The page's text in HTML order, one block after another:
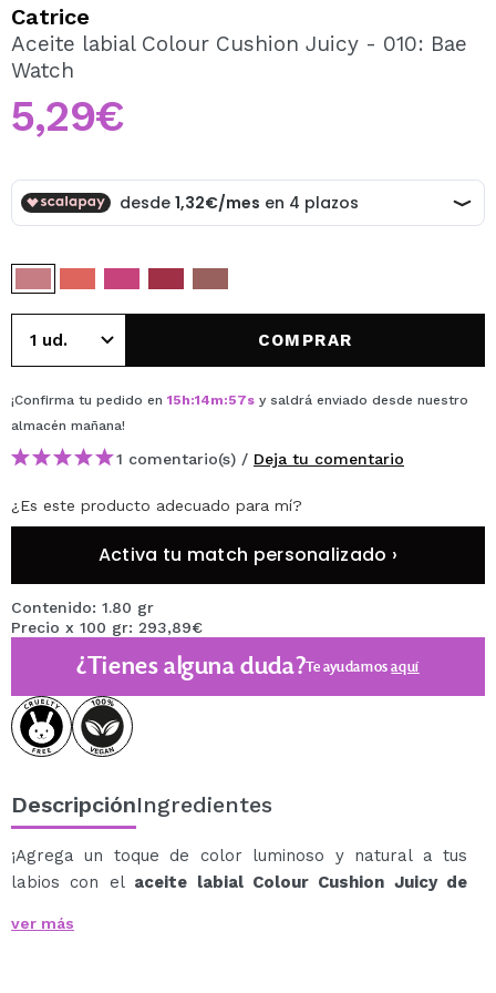
Al crear una cuenta en Maquillalia.com podrás realizar
tus compras rápidamente, revisar el estado de tus
Catrice
Aceite labial Colour Cushion Juicy - 010: Bae
Watch
5,29€
COMPRAR
¡Confirma tu pedido en 15h:14m:56sy saldrá enviado desde nuestro
almacén mañana!
1 comentario(s) / Deja tu comentario
¿Es este producto adecuado para mí?
Activa tu match personalizado ›
Contenido: 1.80 gr
Precio x 100 gr: 293,89€
¿Tienes alguna duda?Te ayudamosaquí
DescripciónIngredientes
¡Agrega un toque de color luminoso y natural a tus
labios con el aceite labial Colour Cushion Juicy de
fresco con un acabado brillante y no pegajoso, ideal
ver más